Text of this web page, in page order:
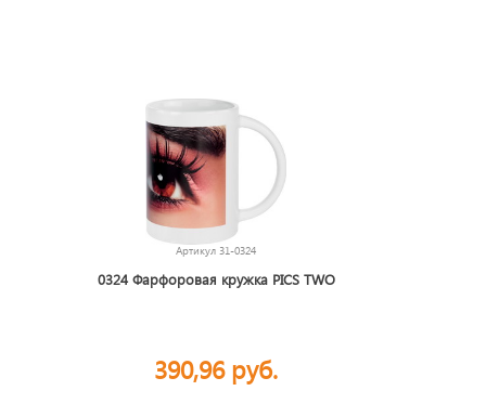
Артикул 31-0324
0324 Фарфоровая кружка PICS TWO
390,96 руб.